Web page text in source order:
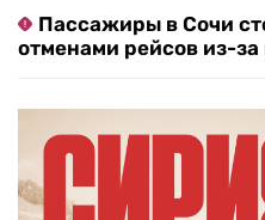
Пассажиры в Сочи
отменами рейсов из-